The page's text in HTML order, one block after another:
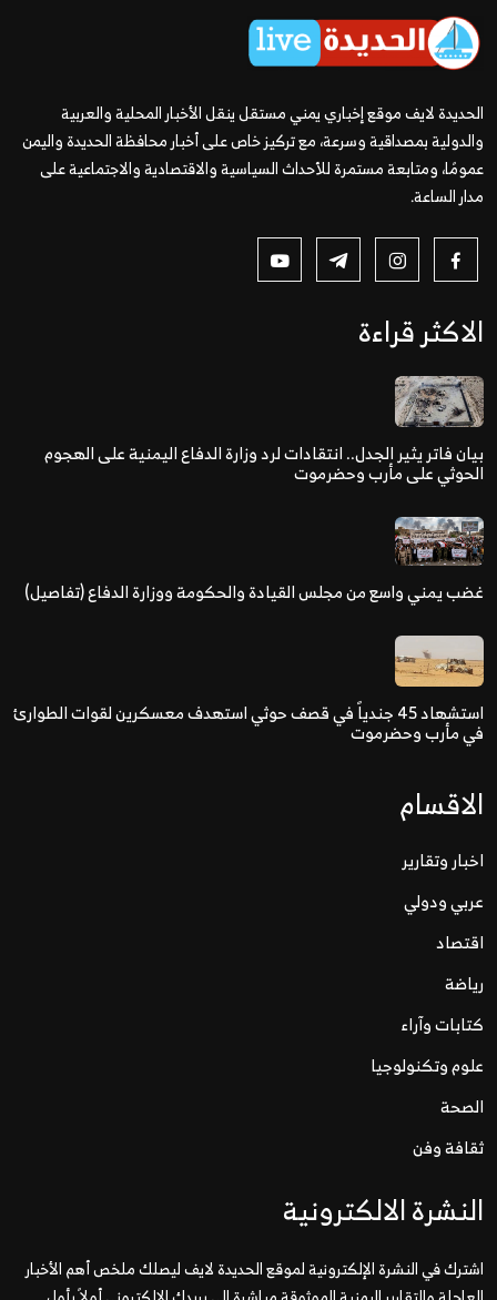
الحديدة لايف موقع إخباري يمني مستقل ينقل الأخبار المحلية والعربية
والدولية بمصداقية وسرعة، مع تركيز خاص على أخبار محافظة الحديدة واليمن
عمومًا، ومتابعة مستمرة للأحداث السياسية والاقتصادية والاجتماعية على
مدار الساعة.
الاكثر قراءة
بيان فاتر يثير الجدل.. انتقادات لرد وزارة الدفاع اليمنية على الهجوم
الحوثي على مأرب وحضرموت
غضب يمني واسع من مجلس القيادة والحكومة ووزارة الدفاع (تفاصيل)
استشهاد 45 جندياً في قصف حوثي استهدف معسكرين لقوات الطوارئ
في مأرب وحضرموت
الاقسام
اخبار وتقارير
عربي ودولي
اقتصاد
رياضة
كتابات وآراء
علوم وتكنولوجيا
الصحة
ثقافة وفن
النشرة الالكترونية
اشترك في النشرة الإلكترونية لموقع الحديدة لايف ليصلك ملخص أهم الأخبار